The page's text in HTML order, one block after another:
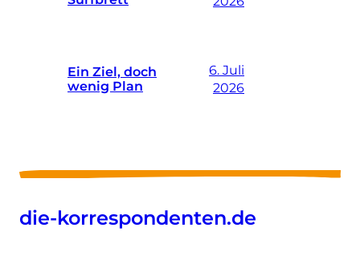
Ein Ziel, doch
wenig Plan
6. Juli
2026
die-korrespondenten.de